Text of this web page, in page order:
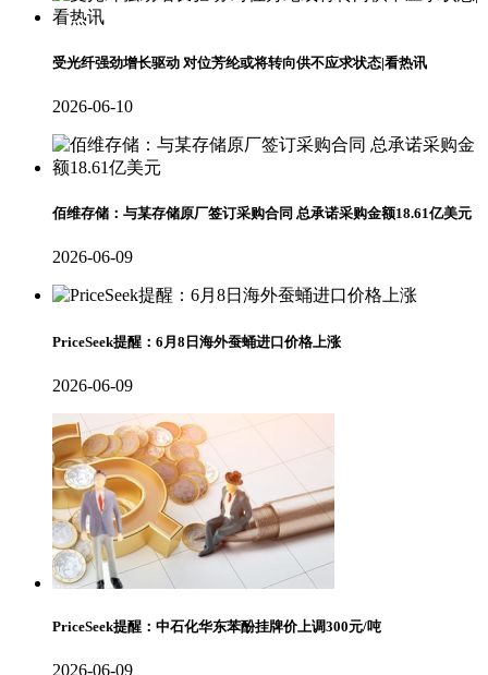
受光纤强劲增长驱动 对位芳纶或将转向供不应求状态|看热讯
2026-06-10
佰维存储：与某存储原厂签订采购合同 总承诺采购金额18.61亿美元
2026-06-09
PriceSeek提醒：6月8日海外蚕蛹进口价格上涨
2026-06-09
PriceSeek提醒：中石化华东苯酚挂牌价上调300元/吨
2026-06-09